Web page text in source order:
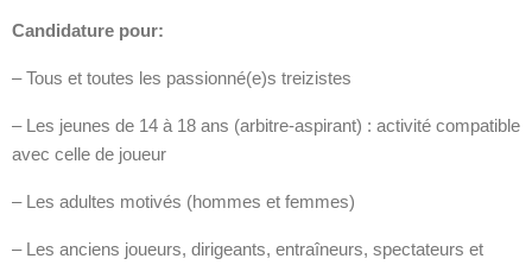
Candidature pour:
– Tous et toutes les passionné(e)s treizistes
– Les jeunes de 14 à 18 ans (arbitre-aspirant) : activité compatible
avec celle de joueur
– Les adultes motivés (hommes et femmes)
– Les anciens joueurs, dirigeants, entraîneurs, spectateurs et